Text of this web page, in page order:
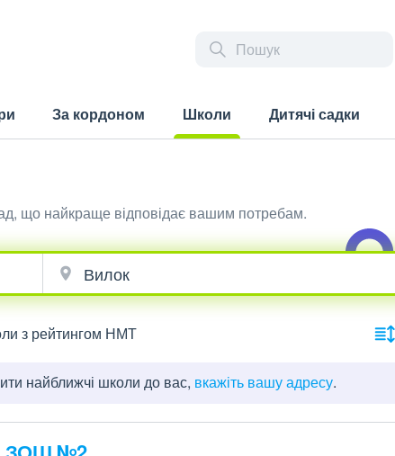
За кордоном
Школи
Дитячі садки
що найкраще відповідає вашим потребам.
з рейтингом НМТ
найближчі школи до вас, вкажіть вашу адресу.